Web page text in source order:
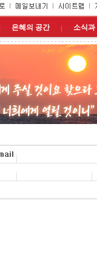
은혜의 공간 소식과